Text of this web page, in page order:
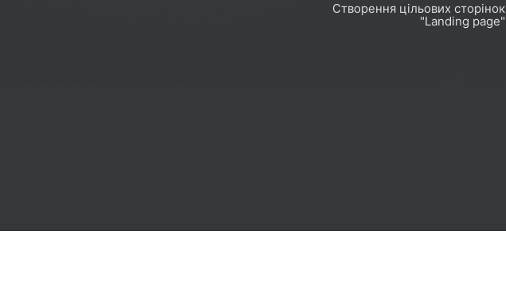
Створення цільових сторінок
"Landing page"